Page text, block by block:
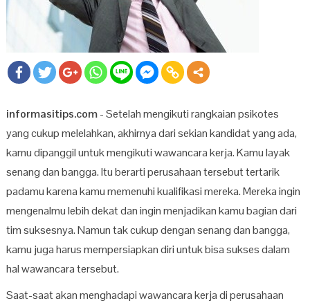
informasitips.com- Setelah mengikuti rangkaian psikotes
yang cukup melelahkan, akhirnya dari sekian kandidat yang ada,
kamu dipanggil untuk mengikuti wawancara kerja. Kamu layak
senang dan bangga. Itu berarti perusahaan tersebut tertarik
padamu karena kamu memenuhi kualifikasi mereka. Mereka ingin
mengenalmu lebih dekat dan ingin menjadikan kamu bagian dari
tim suksesnya. Namun tak cukup dengan senang dan bangga,
kamu juga harus mempersiapkan diri untuk bisa sukses dalam
hal wawancara tersebut.
Saat-saat akan menghadapi wawancara kerja di perusahaan